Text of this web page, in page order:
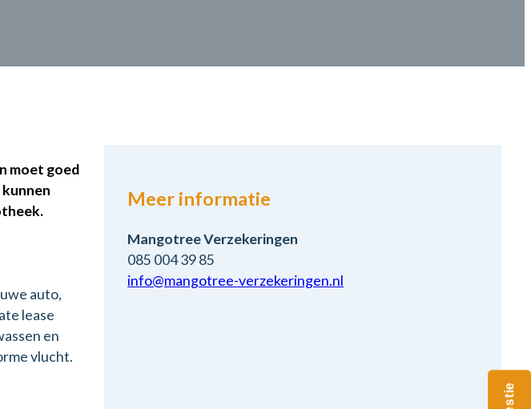
moet goed
auto,
lease
en
vlucht.
Meer informatie
Mangotree Verzekeringen
085 004 39 85
info@mangotree-verzekeringen.nl